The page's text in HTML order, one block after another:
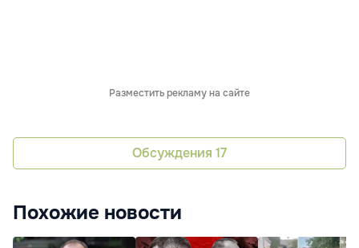
Разместить рекламу на сайте
Обсуждения 17
Похожие новости